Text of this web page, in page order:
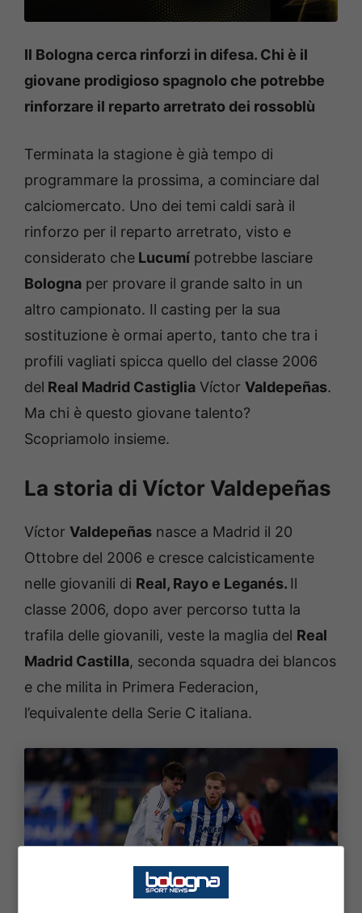
Il Bologna cerca rinforzi in difesa. Chi è il
giovane prodigioso spagnolo che potrebbe
rinforzare il reparto arretrato dei rossoblù
Terminata la stagione è già tempo di
programmare la prossima, a cominciare dal
calciomercato. Uno dei temi caldi sarà il
rinforzo per il reparto arretrato, visto e
considerato che Lucumí potrebbe lasciare
Bologna per provare il grande salto in un
altro campionato. Il casting per la sua
sostituzione è ormai aperto, tanto che tra i
profili vagliati spicca quello del classe 2006
del Real Madrid Castiglia Víctor Valdepeñas.
Ma chi è questo giovane talento?
Scopriamolo insieme.
La storia di Víctor Valdepeñas
Víctor Valdepeñas nasce a Madrid il 20
Ottobre del 2006 e cresce calcisticamente
nelle giovanili di Real, Rayo e Leganés. Il
classe 2006, dopo aver percorso tutta la
trafila delle giovanili, veste la maglia del Real
Madrid Castilla, seconda squadra dei blancos
e che milita in Primera Federacion,
l’equivalente della Serie C italiana.